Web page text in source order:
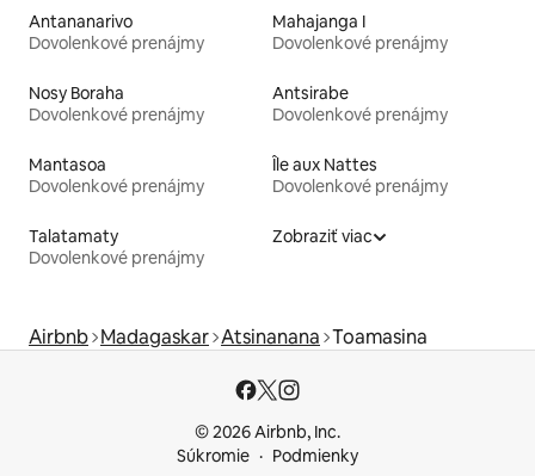
Antananarivo
Dovolenkové prenájmy
Mahajanga I
Dovolenkové prenájmy
Nosy Boraha
Dovolenkové prenájmy
Antsirabe
Dovolenkové prenájmy
Mantasoa
Dovolenkové prenájmy
Île aux Nattes
Dovolenkové prenájmy
Talatamaty
Dovolenkové prenájmy
Zobraziť viac
Airbnb Madagaskar Atsinanana Toamasina
© 2026 Airbnb, Inc.
Súkromie
Podmienky